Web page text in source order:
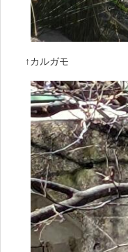
↑カルガモ